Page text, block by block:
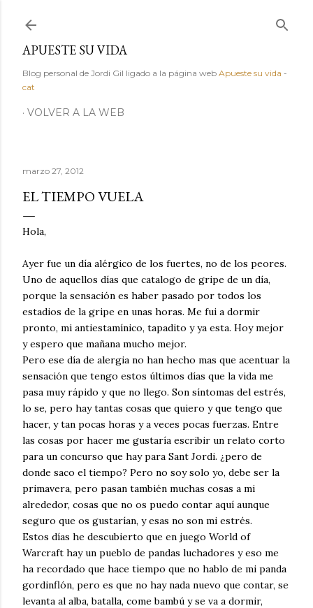
APUESTE SU VIDA
Blog personal de Jordi Gil ligado a la página web Apueste su vida -
cat
VOLVER A LA WEB
marzo 27, 2012
EL TIEMPO VUELA
Hola,
Ayer fue un día alérgico de los fuertes, no de los peores.
Uno de aquellos días que catalogo de gripe de un día,
porque la sensación es haber pasado por todos los
estadios de la gripe en unas horas. Me fui a dormir
pronto, mi antiestamínico, tapadito y ya esta. Hoy mejor
y espero que mañana mucho mejor.
Pero ese día de alergia no han hecho mas que acentuar la
sensación que tengo estos últimos días que la vida me
pasa muy rápido y que no llego. Son síntomas del estrés,
lo se, pero hay tantas cosas que quiero y que tengo que
hacer, y tan pocas horas y a veces pocas fuerzas. Entre
las cosas por hacer me gustaría escribir un relato corto
para un concurso que hay para Sant Jordi. ¿pero de
donde saco el tiempo? Pero no soy solo yo, debe ser la
primavera, pero pasan también muchas cosas a mi
alrededor, cosas que no os puedo contar aquí aunque
seguro que os gustarían, y esas no son mi estrés.
Estos días he descubierto que en juego World of
Warcraft hay un pueblo de pandas luchadores y eso me
ha recordado que hace tiempo que no hablo de mi panda
gordinflón, pero es que no hay nada nuevo que contar, se
levanta al alba, batalla, come bambú y se va a dormir,